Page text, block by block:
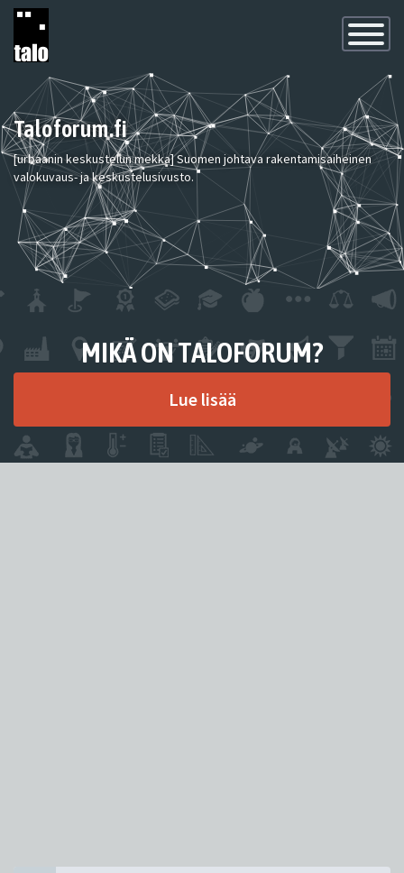
Toggle
Taloforum.fi
[urbaanin keskustelun mekka] Suomen johtava rakentamisaiheinen
valokuvaus- ja keskustelusivusto.
MIKÄ ON TALOFORUM?
Lue lisää